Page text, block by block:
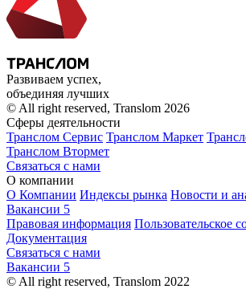
Развиваем успех,
объединяя лучших
© All right reserved, Translom 2026
Сферы деятельности
Транслом Сервис Транслом Маркет
Транслом Втормет
Связаться с нами
О компании
О Компании Индексы рынка Новости и
Вакансии 5
Правовая информация Пользовательское
Документация
Связаться с нами
Вакансии 5
© All right reserved, Translom 2022